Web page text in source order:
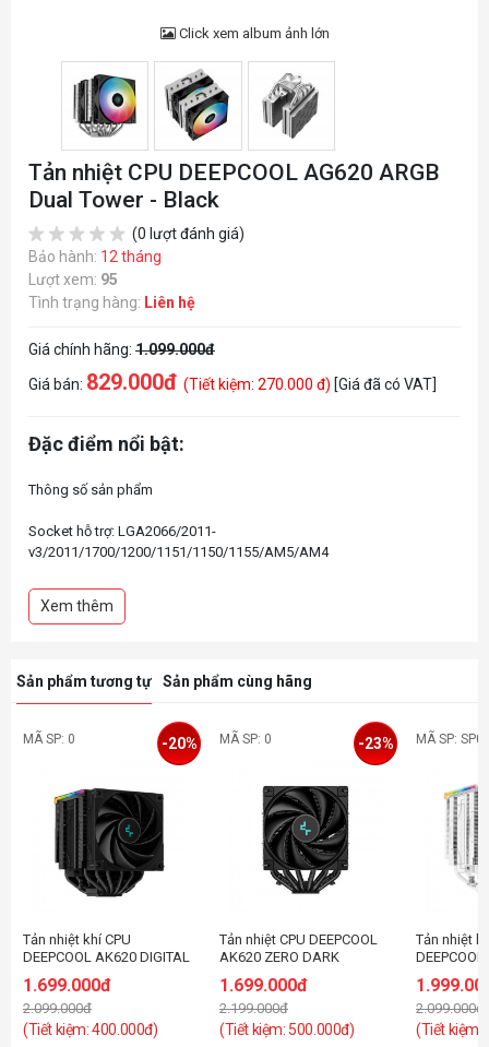
Click xem album ảnh lớn
Tản nhiệt CPU DEEPCOOL AG620 ARGB
Dual Tower - Black
(0 lượt đánh giá)
Bảo hành: 12 tháng
Lượt xem: 95
Tình trạng hàng: Liên hệ
Giá chính hãng: 1.099.000đ
Giá bán: 829.000đ (Tiết kiệm: 270.000 đ) [Giá đã có VAT]
Đặc điểm nổi bật:
Thông số sản phẩm
Socket hỗ trợ: LGA2066/2011-
v3/2011/1700/1200/1151/1150/1155/AM5/AM4
Kích thước sản phẩm: 129×136×157 mm
Kích thước tản nhiệt: 127×110×157 mm
Tốc độ quạt: 300~1850 RPM±10%
Xem thêm
Sản phẩm tương tự Sản phẩm cùng hãng
MÃ SP: 0
Tản nhiệt khí CPU
DEEPCOOL AK620 DIGITAL
1.699.000đ
2.099.000đ
(Tiết kiệm: 400.000đ)
-20% MÃ SP: 0
Tản nhiệt CPU DEEPCOOL
AK620 ZERO DARK
1.699.000đ
2.199.000đ
(Tiết kiệm: 500.000đ)
-23% MÃ SP:
Tản nhiệt
2.099.000đ
(Tiết kiệm: